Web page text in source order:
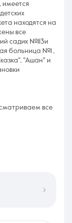
имеется
находятся на
все
садик №113и
больница №1 ,
"Ашан" и
все